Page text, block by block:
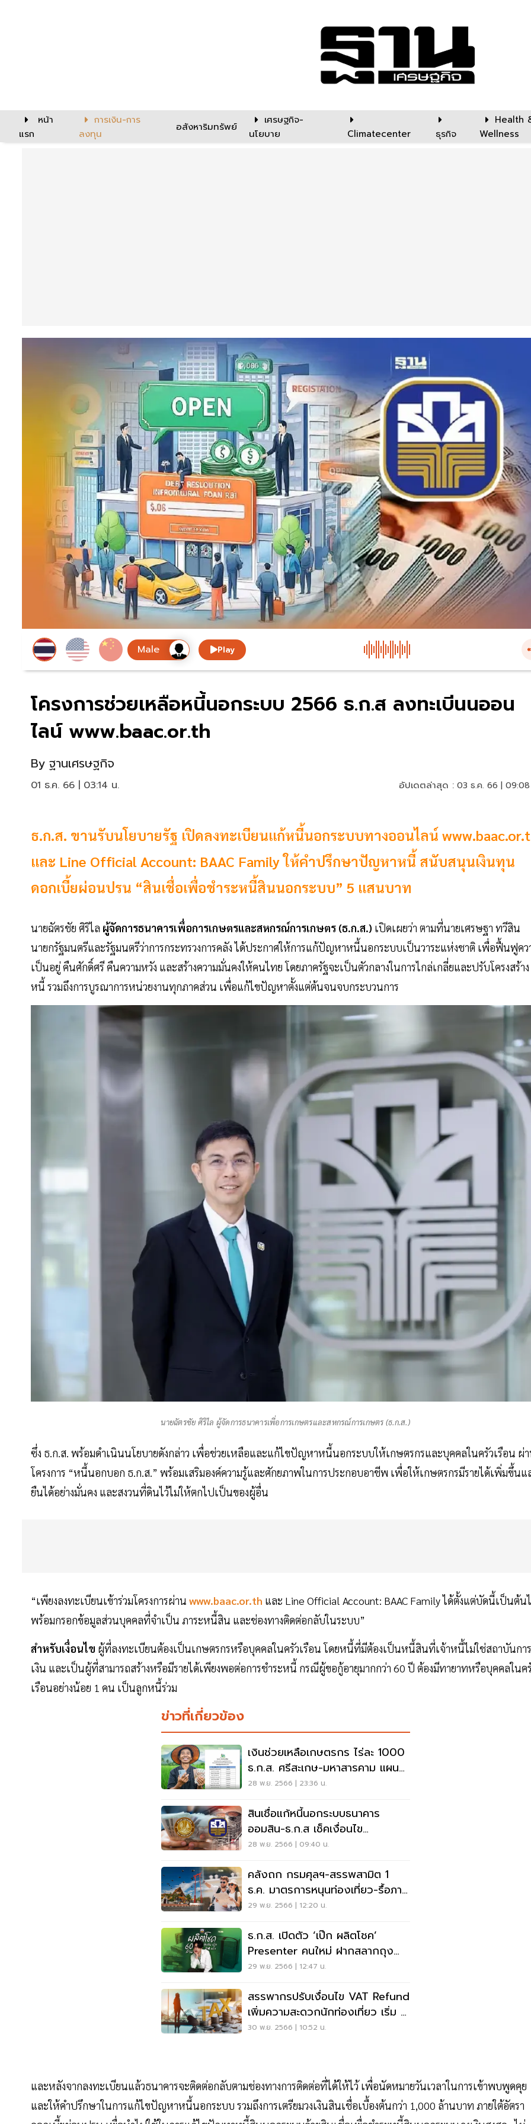
หน้า
แรก
การเงิน-การ
ลงทุน
อสังหาริมทรัพย์
เศรษฐกิจ-
นโยบาย
Climatecenter ธุรกิจ
Health
Wellness
Play
โครงการช่วยเหลือหนี้นอกระบบ 2566 ธ.ก.ส ลงทะเบีนนออน
ไลน์ www.baac.or.th
By ฐานเศรษฐกิจ
01 ธ.ค. 66 | 03:14 น. อัปเดตล่าสุด : 03 ธ.ค. 66 |
ธ.ก.ส. ขานรับนโยบายรัฐ เปิดลงทะเบียนแก้หนี้นอกระบบทางออนไลน์
และ Line Official Account: BAAC Family ให้คำปรึกษาปัญหาหนี้ สนับสนุนเงินทุน
ดอกเบี้ยผ่อนปรน “สินเชื่อเพื่อชำระหนี้สินนอกระบบ” 5 แสนบาท
นายฉัตรชัย ศิริไล ผู้จัดการธนาคารเพื่อการเกษตรและสหกรณ์การเกษตร (ธ.ก.ส.) เปิดเผยว่า ตามที่นายเศรษฐา ทวีสิน
นายกรัฐมนตรีและรัฐมนตรีว่าการกระทรวงการคลัง ได้ประกาศให้การแก้ปัญหาหนี้นอกระบบเป็นวาระแห่งชาติ เพื่อฟื้นฟูคว
เป็นอยู่ คืนศักดิ์ศรี คืนความหวัง และสร้างความมั่นคงให้คนไทย โดยภาครัฐจะเป็นตัวกลางในการไกล่เกลี่ยและปรับโครงสร้าง
หนี้ รวมถึงการบูรณาการหน่วยงานทุกภาคส่วน เพื่อแก้ไขปัญหาตั้งแต่ต้นจนจบกระบวนการ
นายฉัตรชัย ศิริไล ผู้จัดการธนาคารเพื่อการเกษตรและสหกรณ์การเกษตร (ธ.ก.ส.)
ซึ่ง ธ.ก.ส. พร้อมดำเนินนโยบายดังกล่าว เพื่อช่วยเหลือและแก้ไขปัญหาหนี้นอกระบบให้เกษตรกรและบุคคลในครัวเรือน ผ่
โครงการ “หนี้นอกบอก ธ.ก.ส.” พร้อมเสริมองค์ความรู้และศักยภาพในการประกอบอาชีพ เพื่อให้เกษตรกรมีรายได้เพิ่มขึ้นแ
ยืนได้อย่างมั่นคง และสงวนที่ดินไว้ไม่ให้ตกไปเป็นของผู้อื่น
“เพียงลงทะเบียนเข้าร่วมโครงการผ่าน www.baac.or.th และ Line Official Account: BAAC Family ได้ตั้งแต่บัดนี้เป็นต้น
พร้อมกรอกข้อมูลส่วนบุคคลที่จำเป็น ภาระหนี้สิน และช่องทางติดต่อกลับในระบบ”
สำหรับเงื่อนไข ผู้ที่ลงทะเบียนต้องเป็นเกษตรกรหรือบุคคลในครัวเรือน โดยหนี้ที่มีต้องเป็นหนี้สินที่เจ้าหนี้ไม่ใช่สถาบันการ
เงิน และเป็นผู้ที่สามารถสร้างหรือมีรายได้เพียงพอต่อการชำระหนี้ กรณีผู้ขอกู้อายุมากกว่า 60 ปี ต้องมีทายาทหรือบุคคลในค
เรือนอย่างน้อย 1 คน เป็นลูกหนี้ร่วม
ข่าวที่เกี่ยวข้อง
เงินช่วยเหลือเกษตรกร ไร่ละ 1000
ธ.ก.ส. ศรีสะเกษ-มหาสารคาม แผน
จ่ายเงิน
28 พ.ย. 2566 | 23:36 น.
สินเชื่อแก้หนี้นอกระบบธนาคาร
ออมสิน-ธ.ก.ส เช็คเงื่อนไข
คุณสมบัติที่นี่
28 พ.ย. 2566 | 09:40 น.
คลังถก กรมศุลฯ-สรรพสามิต 1
ธ.ค. มาตรการหนุนท่องเที่ยว-รื้อภาษี
เหล้าเบียร์
29 พ.ย. 2566 | 12:20 น.
ธ.ก.ส. เปิดตัว ‘เป๊ก ผลิตโชค’
Presenter คนใหม่ ฝากสลากถุง
ทอง ลุ้นฟิน 17 ธ.ค.นี้
29 พ.ย. 2566 | 12:47 น.
สรรพากรปรับเงื่อนไข VAT Refund
เพิ่มความสะดวกนักท่องเที่ยว เริ่ม 1
ธ.ค.
30 พ.ย. 2566 | 10:52 น.
และหลังจากลงทะเบียนแล้วธนาคารจะติดต่อกลับตามช่องทางการติดต่อที่ได้ให้ไว้ เพื่อนัดหมายวันเวลาในการเข้าพบพูดคุย
และให้คำปรึกษาในการแก้ไขปัญหาหนี้นอกระบบ รวมถึงการเตรียมวงเงินสินเชื่อเบื้องต้นกว่า 1,000 ล้านบาท ภายใต้อัตรา